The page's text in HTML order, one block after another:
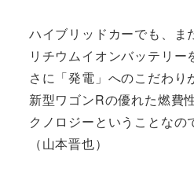
ハイブリッドカーでも、ま
リチウムイオンバッテリー
さに「発電」へのこだわり
新型ワゴンRの優れた燃費
クノロジーということなの
（山本晋也）